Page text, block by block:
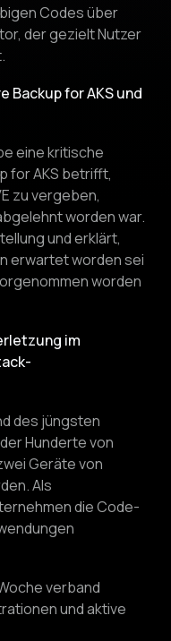
Codes über
der gezielt Nutzer
Backup for AKS und
eine kritische
for AKS betrifft,
zu vergeben,
worden war.
und erklärt,
erwartet worden sei
worden
im
des jüngsten
Hunderte von
Geräte von
Als
die Code-
verband
und aktive